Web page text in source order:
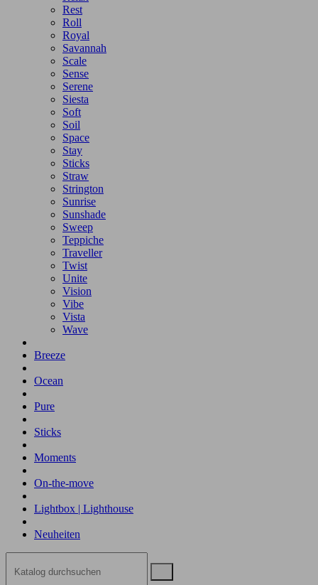
Rest
Roll
Royal
Savannah
Scale
Sense
Serene
Siesta
Soft
Soil
Space
Stay
Sticks
Straw
Strington
Sunrise
Sunshade
Sweep
Teppiche
Traveller
Twist
Unite
Vision
Vibe
Vista
Wave
Breeze
Ocean
Pure
Sticks
Moments
On-the-move
Lightbox | Lighthouse
Neuheiten